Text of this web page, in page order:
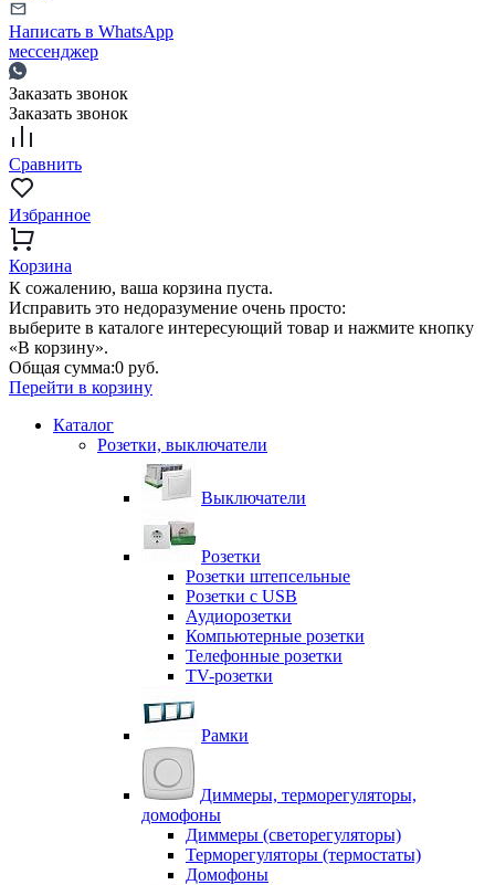
Написать в WhatsApp
мессенджер
Заказать звонок
Заказать звонок
Сравнить
Избранное
Корзина
К сожалению, ваша корзина пуста.
Исправить это недоразумение очень просто:
выберите в каталоге интересующий товар и нажмите кнопку
«В корзину».
Общая сумма:0 руб.
Перейти в корзину
Каталог
Розетки, выключатели
Выключатели
Розетки
Розетки штепсельные
Розетки с USB
Аудиорозетки
Компьютерные розетки
Телефонные розетки
TV-розетки
Рамки
Диммеры, терморегуляторы,
домофоны
Диммеры (светорегуляторы)
Терморегуляторы (термостаты)
Домофоны